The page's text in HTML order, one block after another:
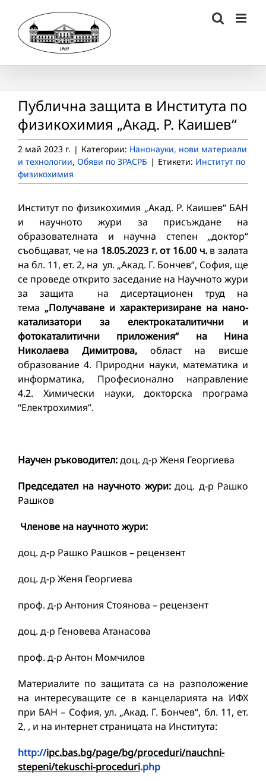
content
Публична защита в Института по
физикохимия „Акад. Р. Каишев“
2 май 2023 г. | Категории: Нанонауки, нови материали
и технологии, Обяви по ЗРАСРБ | Етикети: Институт по
физикохимия
Институт по физикохимия „Акад. Р. Каишев“ БАН
и научното жури за присъждане на
образователната и научна степен „доктор“
съобщават, че на 18.05.2023 г. от 16.00 ч. в залата
на бл. 11, ет. 2, на ул. „Акад. Г. Бончев“, София, ще
се проведе открито заседание на Научното жури
за защита на дисертационен труд на
тема „Получаване и характеризиране на нано-
катализатори за електрокаталитични и
фотокаталитични приложения“ на Нина
Николаева Димитрова,област на висше
образование 4. Природни науки, математика и
информатика, Професионално направление
4.2. Химически науки, докторска програма
“Електрохимия”.
Научен ръководител:доц. д-р Женя Георгиева
Председател на научното жури: доц. д-р Рашко
Рашков
Членове на научното жури:
доц. д-р Рашко Рашков – рецензент
доц. д-р Женя Георгиева
проф. д-р Антония Стоянова – рецензент
доц. д-р Геновева Атанасова
проф. д-р Антон Момчилов
Материалите по защитата са на разположение
на интересуващите се в канцеларията на ИФХ
при БАН – София, ул. „Акад. Г. Бончев“, бл. 11, ет.
2, , и на интернет страницата на Института:
http://ipc.bas.bg/page/bg/proceduri/nauchni-
stepeni/tekuschi-proceduri.php